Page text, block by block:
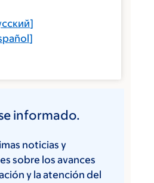
]
]
informado.
noticias y
sobre los avances
y la atención del